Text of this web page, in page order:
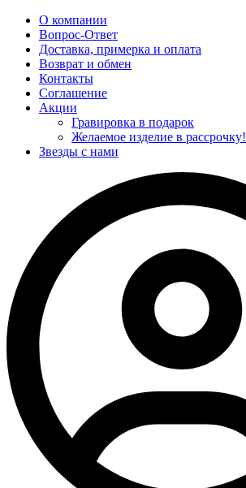
О компании
Вопрос-Ответ
Доставка, примерка и оплата
Возврат и обмен
Контакты
Соглашение
Акции
Гравировка в подарок
Желаемое изделие в рассрочку!
Звезды с нами